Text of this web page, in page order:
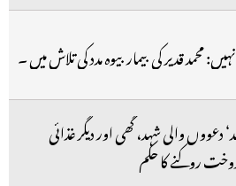
محمد قدیر کی بیمار بیوہ مدد کی تلاش میں ۔
’100 فیصد‘ دعووں والی شہد، گھی اور دیگر غذائی
روکنے کا حکم